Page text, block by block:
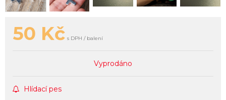
50 Kč s DPH / balení
Vyprodáno
Hlídací pes